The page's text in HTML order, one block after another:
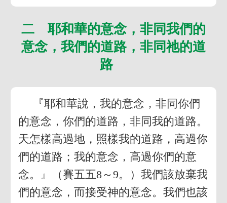
二 耶和華的意念，非同我們的
意念，我們的道路，非同祂的道
路
『耶和華說，我的意念，非同你們
的意念，你們的道路，非同我的道路。
天怎樣高過地，照樣我的道路，高過你
們的道路；我的意念，高過你們的意
念。』（賽五五8～9。）我們該放棄我
們的意念，而接受神的意念。我們也該